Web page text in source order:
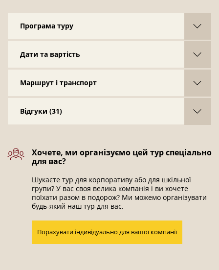
Музей авіації у палаці Грохольських
та закам'янілими створіннями
Програма туру
Дати та вартість
Маршрут і транспорт
Відгуки (31)
Хочете, ми організуємо цей тур спеціально
для вас?
Шукаєте тур для корпоративу або для шкільної
групи? У вас своя велика компанія і ви хочете
поїхати разом в подорож? Ми можемо організувати
будь-який наш тур для вас.
Порахувати індивідуально для вашої компанії